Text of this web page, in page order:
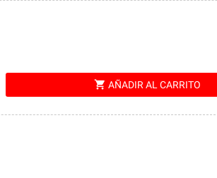
shopping_cart AÑADIR AL CARRITO